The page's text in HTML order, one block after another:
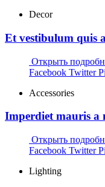
Decor
Et vestibulum quis
Открыть
Facebook Twitter
Accessories
Imperdiet mauris a
Открыть
Facebook Twitter
Lighting